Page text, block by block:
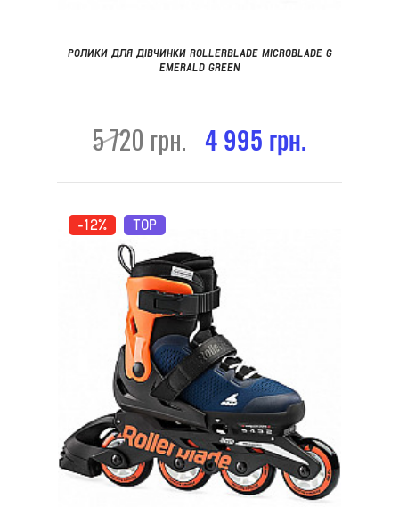
РОЛИКИ ДЛЯ ДІВЧИНКИ ROLLERBLADE MICROBLADE G
EMERALD GREEN
5 720 грн. 4 995 грн.
-12% TOP